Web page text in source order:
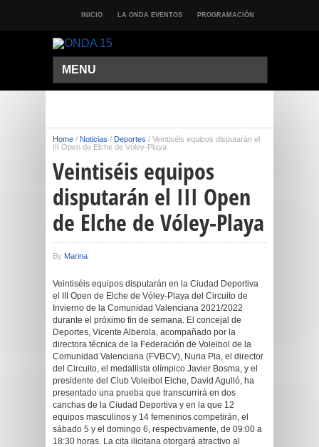
INICIO LA ONDA EVENTOS PROGRAMACIÓN
MENU
Home / Noticias / Deportes / Veintiséis equipos disputarán el
III Open de Elche de Vóley-Playa
Veintiséis equipos
disputarán el III Open
de Elche de Vóley-Playa
By Marina
Veintiséis equipos disputarán en la Ciudad Deportiva
el III Open de Elche de Vóley-Playa del Circuito de
Invierno de la Comunidad Valenciana 2021/2022
durante el próximo fin de semana. El concejal de
Deportes, Vicente Alberola, acompañado por la
directora técnica de la Federación de Voleibol de la
Comunidad Valenciana (FVBCV), Nuria Pla, el director
del Circuito, el medallista olímpico Javier Bosma, y el
presidente del Club Voleibol Elche, David Agulló, ha
presentado una prueba que transcurrirá en dos
canchas de la Ciudad Deportiva y en la que 12
equipos masculinos y 14 femeninos competirán, el
sábado 5 y el domingo 6, respectivamente, de 09:00 a
18:30 horas. La cita ilicitana otorgará atractivo al